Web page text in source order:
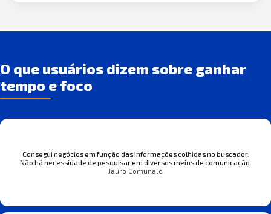
O que usuários dizem sobre ganhar
tempo e foco
Consegui negócios em função das informações colhidas no buscador.
Não há necessidade de pesquisar em diversos meios de comunicação.
Jauro Comunale